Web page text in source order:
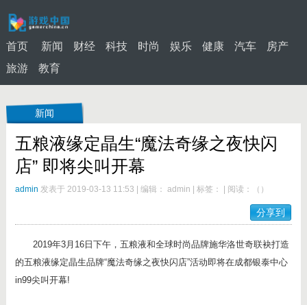
首页 新闻 财经 科技 时尚 娱乐 健康 汽车
房产
旅游
教育
新闻
五粮液缘定晶生“魔法奇缘之夜快闪
店” 即将尖叫开幕
admin 发表于 2019-03-13 11:53 编辑： admin 标签： 阅读： （ ）
分享到
2019年3月16日下午，五粮液和全球时尚品牌施华洛世奇联袂打造
的五粮液缘定晶生品牌“魔法奇缘之夜快闪店”活动即将在成都银泰中心
in99尖叫开幕!